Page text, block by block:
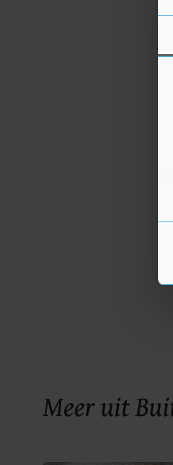
Meer uit